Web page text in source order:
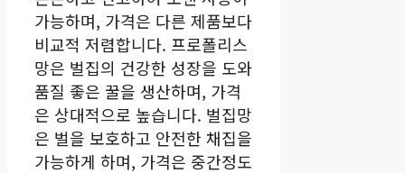
가능하며, 가격은 다른 제품보다
비교적 저렴합니다. 프로폴리스
망은 벌집의 건강한 성장을 도와
품질 좋은 꿀을 생산하며, 가격
은 상대적으로 높습니다. 벌집망
은 벌을 보호하고 안전한 채집을
가능하게 하며, 가격은 중간정도